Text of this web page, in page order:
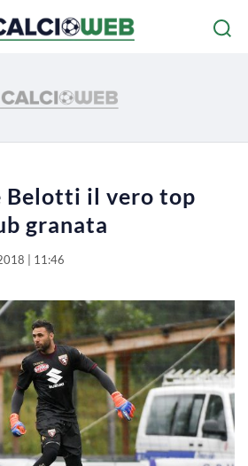
Belotti il vero top
granata
| 11:46